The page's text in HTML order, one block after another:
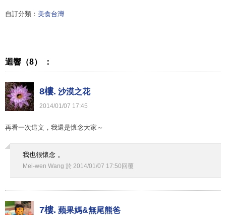
自訂分類： 美食台灣
迴響（8） ：
8樓. 沙漠之花
2014/01/07 17:45
再看一次這文，我還是懷念大家～
我也很懷念 。
Mei-wen Wang 於 2014/01/07 17:50 回覆
7樓. 蘋果媽&無尾熊爸